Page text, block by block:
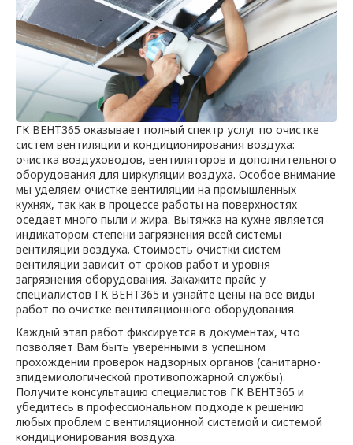
ГК ВЕНТ365 оказывает полный спектр услуг по очистке
систем вентиляции и кондиционирования воздуха:
очистка воздуховодов, вентиляторов и дополнительного
оборудования для циркуляции воздуха. Особое внимание
мы уделяем очистке вентиляции на промышленных
кухнях, так как в процессе работы на поверхностях
оседает много пыли и жира. Вытяжка на кухне является
индикатором степени загрязнения всей системы
вентиляции воздуха. Стоимость очистки систем
вентиляции зависит от сроков работ и уровня
загрязнения оборудования. Закажите прайс у
специалистов ГК ВЕНТ365 и узнайте цены на все виды
работ по очистке вентиляционного оборудования.
Каждый этап работ фиксируется в документах, что
позволяет Вам быть уверенными в успешном
прохождении проверок надзорных органов (санитарно-
эпидемиологической противопожарной службы).
Получите консультацию специалистов ГК ВЕНТ365 и
убедитесь в профессиональном подходе к решению
любых проблем с вентиляционной системой и системой
кондиционирования воздуха.